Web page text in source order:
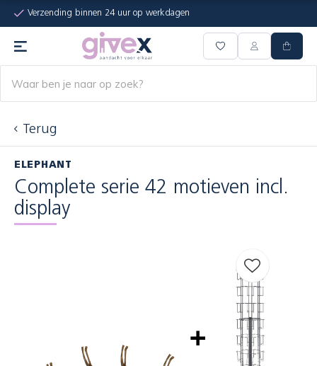
Verzending binnen 24 uur op werkdagen
Terug
ELEPHANT
Complete serie 42 motieven incl.
display